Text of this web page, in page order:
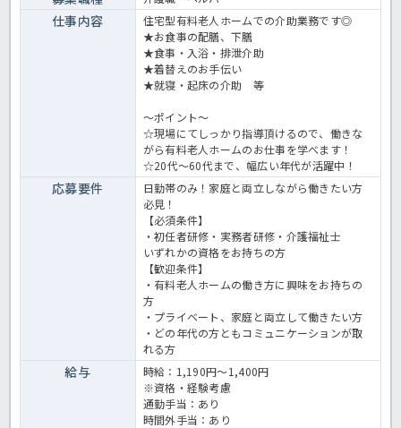
仕事内容
住宅型有料老人ホームでの介助業務です◎
★お食事の配膳、下膳
★食事・入浴・排泄介助
★着替えのお手伝い
★就寝・起床の介助 等
～ポイント～
☆現場にてしっかり指導頂けるので、働きな
がら有料老人ホームのお仕事を学べます！
☆20代～60代まで、幅広い年代が活躍中！
応募要件
日勤帯のみ！家庭と両立しながら働きたい方
必見！
【必須条件】
・初任者研修・実務者研修・介護福祉士
いずれかの資格をお持ちの方
【歓迎条件】
・有料老人ホームの働き方に興味をお持ちの
方
・プライベート、家庭と両立して働きたい方
・どの年代の方ともコミュニケーションが取
れる方
給与
時給：1,190円～1,400円
※資格・経験考慮
通勤手当：あり
時間外手当：あり